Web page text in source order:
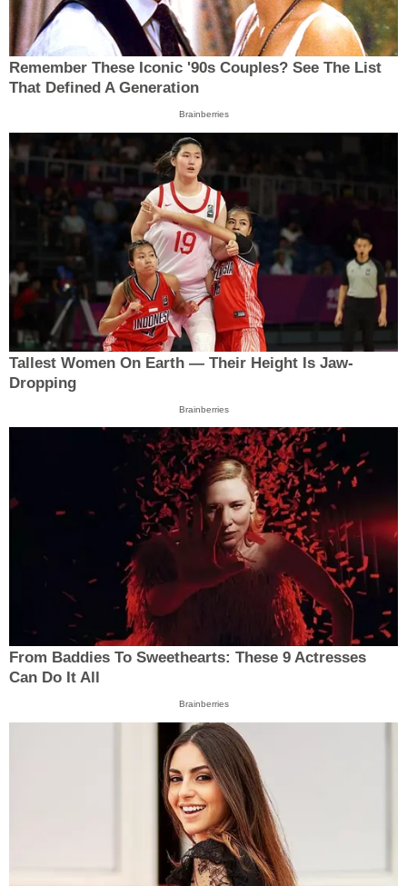
Remember These Iconic '90s Couples? See The List
That Defined A Generation
Brainberries
Tallest Women On Earth — Their Height Is Jaw-
Dropping
Brainberries
From Baddies To Sweethearts: These 9 Actresses
Can Do It All
Brainberries